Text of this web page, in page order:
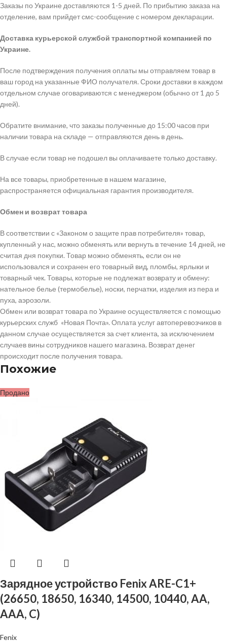
Заказы по Украине доставляются 1-5 дней. По прибытию заказа на
отделение, вам прийдет смс-сообщение с номером декларации.
Доставка курьерской службой транспортной компанией по
Украине.
После подтверждения получения оплаты мы отправляем товар в
ваш город на указанные ФИО получателя. Сроки доставки в каждом
отдельном случае оговариваются с менеджером (обычно от 1 до 5
дней).
Обратите внимание, что заказы полученные до 15:00 часов при
наличии товара на складе — отправляются день в день.
В случае если товар не подошел вы оплачиваете только доставку.
На все товары, приобретенные в нашем магазине,
распространяется официальная гарантия производителя.
Обмен и возврат товара
В соответствии с «Законом о защите прав потребителя» товар,
купленный у нас, можно обменять или вернуть в течение 14 дней, не
считая дня покупки. Товар можно обменять, если он не
использовался и сохранен его товарный вид, пломбы, ярлыки и
товарный чек. Товары, которые не подлежат возврату и обмену:
нательное белье (термобелье), носки, перчатки, изделия из пера и
пуха, аэрозоли.
Обмен или возврат товара по Украине осуществляется с помощью
курьерских служб «Новая Почта». Оплата услуг автоперевозчиков в
данном случае осуществляется за счет клиента, за исключением
случаев вины сотрудников нашего магазина. Возврат денег
происходит после получения товара.
Похожие
Продано
Зарядное устройство Fenix ARE-C1+
(26650, 18650, 16340, 14500, 10440, AA,
AAA, C)
Fenix